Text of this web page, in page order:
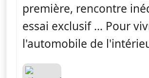
première, rencontre
essai exclusif … Pour
l'automobile de